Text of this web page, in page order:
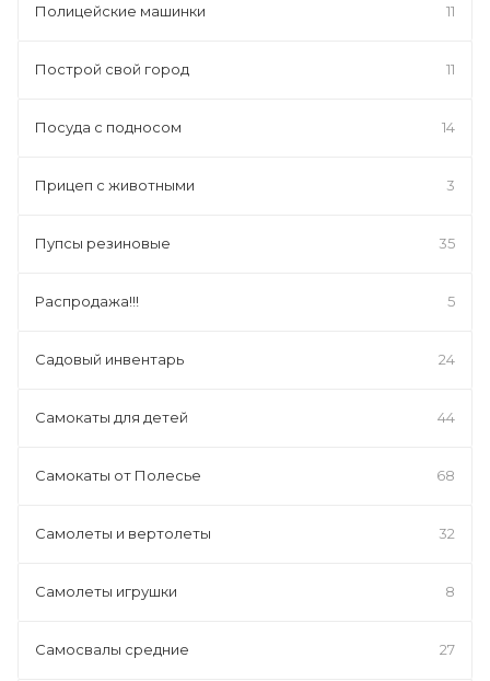
Полицейские машинки 11
Построй свой город 11
Посуда с подносом 14
Прицеп с животными 3
Пупсы резиновые 35
Распродажа!!! 5
Садовый инвентарь 24
Самокаты для детей 44
Самокаты от Полесье 68
Самолеты и вертолеты 32
Самолеты игрушки 8
Самосвалы средние 27